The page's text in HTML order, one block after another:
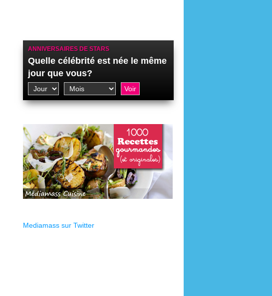
ANNIVERSAIRES DE STARS
Quelle célébrité est née le même
jour que vous?
Mediamass sur Twitter